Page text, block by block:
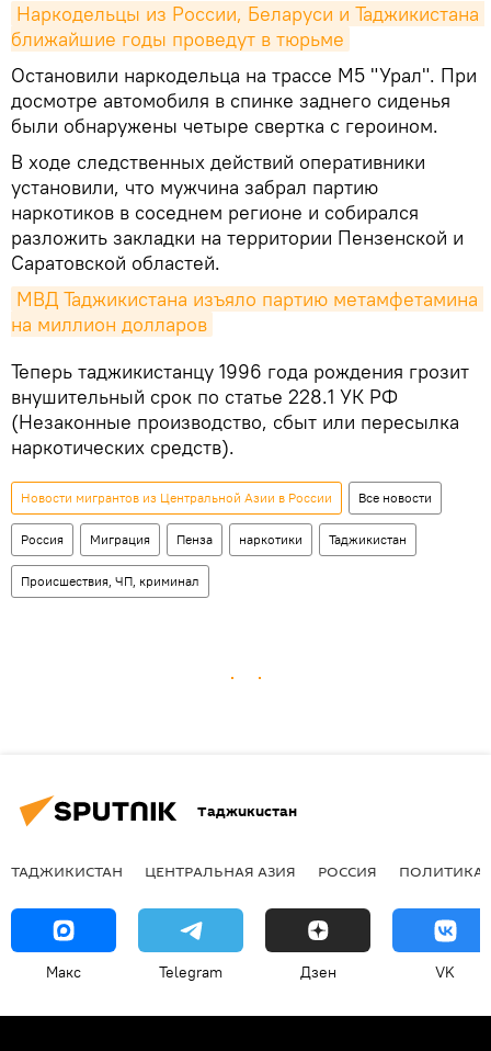
Наркодельцы из России, Беларуси и Таджикистана
ближайшие годы проведут в тюрьме
Остановили наркодельца на трассе М5 "Урал". При
досмотре автомобиля в спинке заднего сиденья
были обнаружены четыре свертка с героином.
В ходе следственных действий оперативники
установили, что мужчина забрал партию
наркотиков в соседнем регионе и собирался
разложить закладки на территории Пензенской и
Саратовской областей.
МВД Таджикистана изъяло партию метамфетамина
на миллион долларов
Теперь таджикистанцу 1996 года рождения грозит
внушительный срок по статье 228.1 УК РФ
(Незаконные производство, сбыт или пересылка
наркотических средств).
Новости мигрантов из Центральной Азии в России Все новости
Россия Миграция Пенза наркотики Таджикистан
Происшествия, ЧП, криминал
Таджикистан
ТАДЖИКИСТАН ЦЕНТРАЛЬНАЯ АЗИЯ РОССИЯ ПОЛИТИКА
Макс Telegram Дзен VK